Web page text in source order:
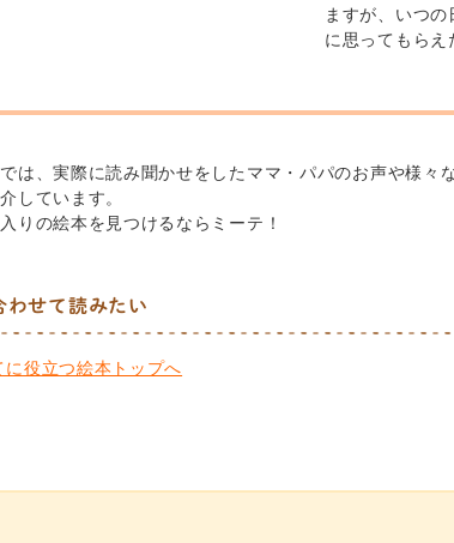
ますが、いつ
に思ってもら
は、実際に読み聞かせをしたママ・パパのお声や様々
しています。
りの絵本を見つけるならミーテ！
わせて読みたい
に役立つ絵本トップへ